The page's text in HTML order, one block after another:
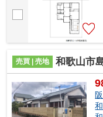
売買 | 売地 和歌山市島